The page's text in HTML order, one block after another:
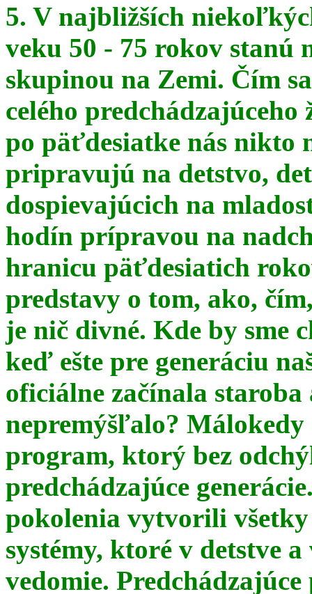
5. V najbližších
veku 50 - 75 rokov stanú
skupinou na Zemi. Čím
celého
po päťdesiatke nás nikto
pripravujú na detstvo,
dospievajúcich na
hodín prípravou na
hranicu päťdesiatich
predstavy o tom, ako,
je nič divné. Kde by sme
keď ešte pre generáciu
oficiálne začínala
nepremýšľalo? Málokedy
program, ktorý bez
predchádzajúce
pokolenia vytvorili
systémy, ktoré v detstve
vedomie.